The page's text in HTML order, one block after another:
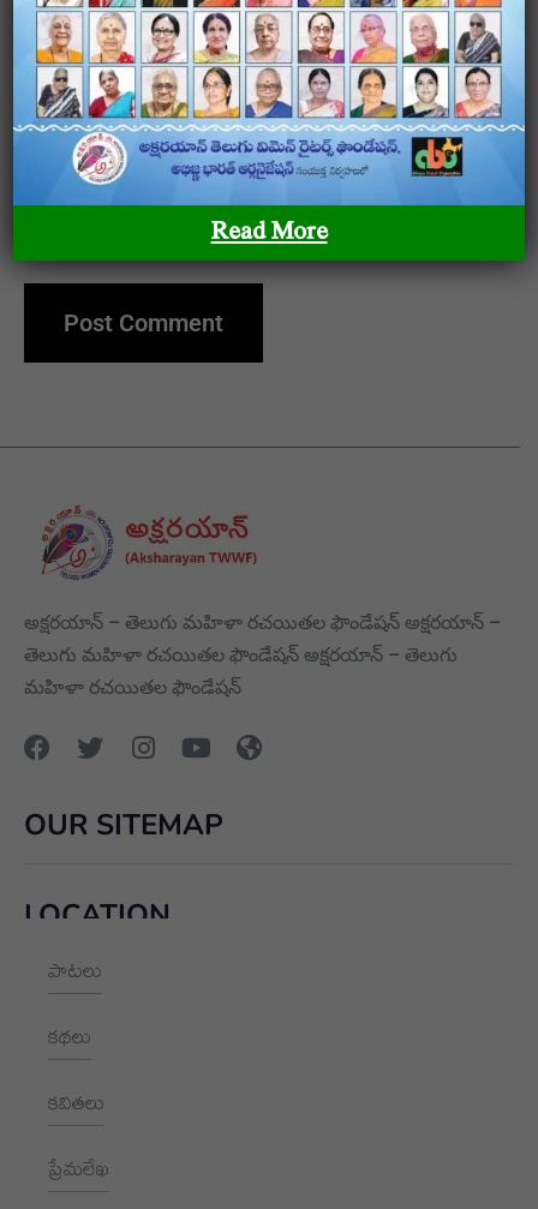
Website
Save my name, email, and website in this browser
for the next time I comment.
అక్షరయాన్ – తెలుగు మహిళా రచయితల ఫౌండేషన్ అక్షరయాన్ –
తెలుగు మహిళా రచయితల ఫౌండేషన్ అక్షరయాన్ – తెలుగు
మహిళా రచయితల ఫౌండేషన్
OUR SITEMAP
పాటలు
కథలు
కవితలు
ప్రేమలేఖ
LOCATION
+91 9989928562
hello@aksharayan.com
1002, Royal Pavilion, A Block,
Read More